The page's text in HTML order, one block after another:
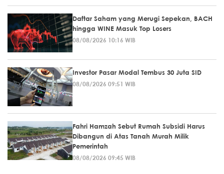
Daftar Saham yang Merugi Sepekan, BACH
hingga WINE Masuk Top Losers
08/08/2026 10:16 WIB
Investor Pasar Modal Tembus 30 Juta SID
08/08/2026 09:51 WIB
Fahri Hamzah Sebut Rumah Subsidi Harus
Dibangun di Atas Tanah Murah Milik
Pemerintah
08/08/2026 09:45 WIB